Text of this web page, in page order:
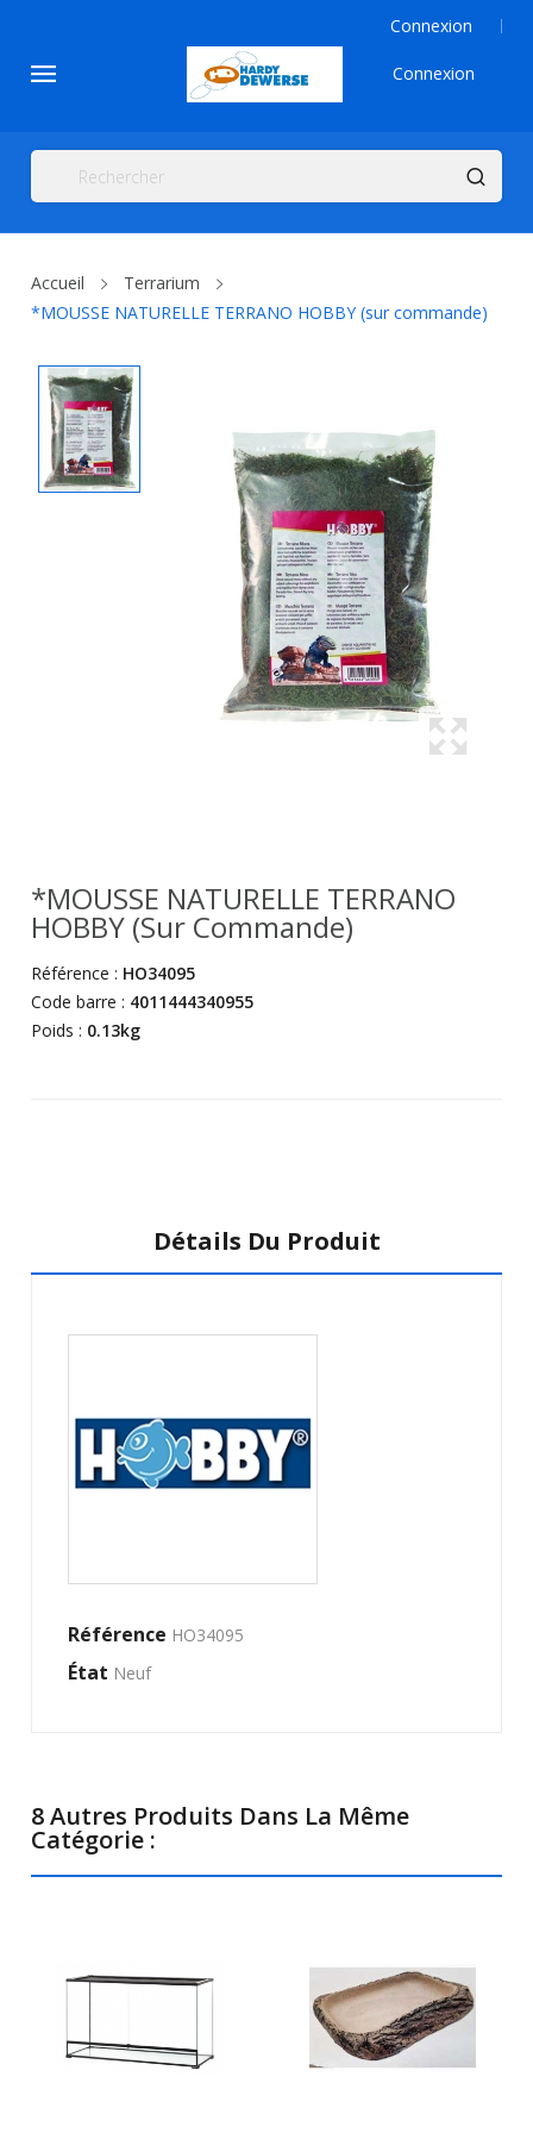
Connexion
Connexion
Accueil
Terrarium
*MOUSSE NATURELLE TERRANO HOBBY (sur commande)
*MOUSSE NATURELLE TERRANO
HOBBY (sur Commande)
Référence : HO34095
Code barre : 4011444340955
Poids : 0.13kg
Détails Du Produit
Référence HO34095
État Neuf
8 Autres Produits Dans La Même
Catégorie :